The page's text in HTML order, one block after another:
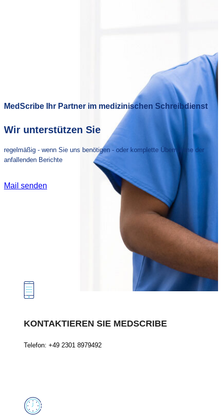
MedScribe Ihr Partner im medizinischen Schreibdienst
Wir unterstützen Sie
regelmäßig - wenn Sie uns benötigen - oder komplette Übernahme der
anfallenden Berichte
Mail senden
KONTAKTIEREN SIE MEDSCRIBE
Telefon: +49 2301 8979492